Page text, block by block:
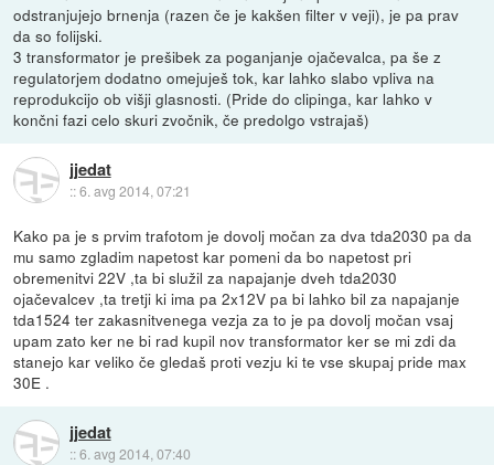
odstranjujejo brnenja (razen če je kakšen filter v veji), je pa prav
da so folijski.
3 transformator je prešibek za poganjanje ojačevalca, pa še z
regulatorjem dodatno omejuješ tok, kar lahko slabo vpliva na
reprodukcijo ob višji glasnosti. (Pride do clipinga, kar lahko v
končni fazi celo skuri zvočnik, če predolgo vstrajaš)
jjedat
::6. avg 2014, 07:21
Kako pa je s prvim trafotom je dovolj močan za dva tda2030 pa da
mu samo zgladim napetost kar pomeni da bo napetost pri
obremenitvi 22V ,ta bi služil za napajanje dveh tda2030
ojačevalcev ,ta tretji ki ima pa 2x12V pa bi lahko bil za napajanje
tda1524 ter zakasnitvenega vezja za to je pa dovolj močan vsaj
upam zato ker ne bi rad kupil nov transformator ker se mi zdi da
stanejo kar veliko če gledaš proti vezju ki te vse skupaj pride max
30E .
jjedat
::6. avg 2014, 07:40